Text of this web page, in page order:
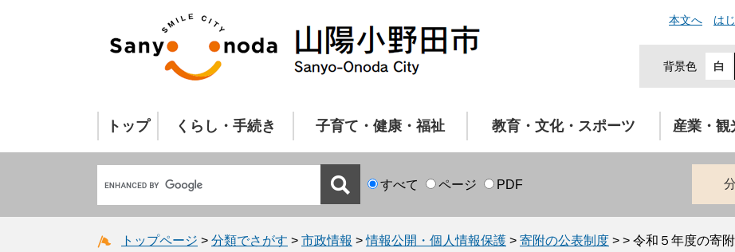
本文へ は
背景色 白
トップ くらし・手続き 子育て・健康・福祉 教育・文化・スポーツ 産業・観
すべて ページ PDF
トップページ > 分類でさがす > 市政情報 >情報公開・個人情報保護 > 寄附の公表制度 > > 令和５年度の寄